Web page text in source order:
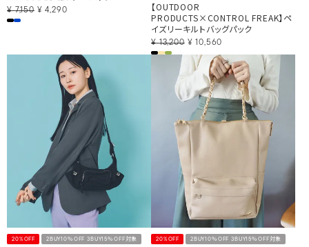
¥ 7,150 ¥ 4,290
【OUTDOOR
PRODUCTS×CONTROL FREAK】ペ
イズリーキルトバッグパック
¥ 13,200 ¥ 10,560
20%OFF 2BUY10％OFF 3BUY15％OFF対象 20%OFF 2BUY10％OFF 3BUY15％OFF対象